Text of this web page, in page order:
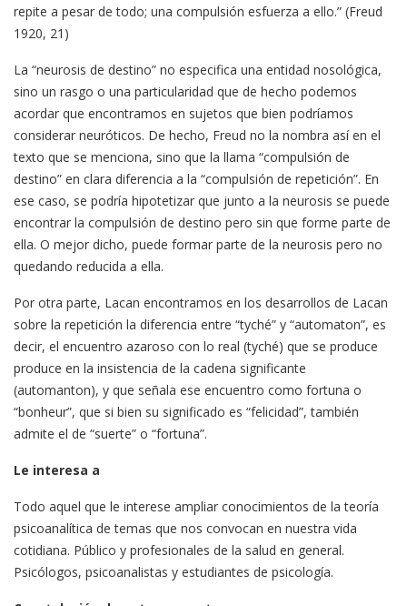
repite a pesar de todo; una compulsión esfuerza a ello.” (Freud
1920, 21)
La “neurosis de destino” no especifica una entidad nosológica,
sino un rasgo o una particularidad que de hecho podemos
acordar que encontramos en sujetos que bien podríamos
considerar neuróticos. De hecho, Freud no la nombra así en el
texto que se menciona, sino que la llama “compulsión de
destino” en clara diferencia a la “compulsión de repetición”. En
ese caso, se podría hipotetizar que junto a la neurosis se puede
encontrar la compulsión de destino pero sin que forme parte de
ella. O mejor dicho, puede formar parte de la neurosis pero no
quedando reducida a ella.
Por otra parte, Lacan encontramos en los desarrollos de Lacan
sobre la repetición la diferencia entre “tyché” y “automaton”, es
decir, el encuentro azaroso con lo real (tyché) que se produce
produce en la insistencia de la cadena significante
(automanton), y que señala ese encuentro como fortuna o
“bonheur”, que si bien su significado es “felicidad”, también
admite el de “suerte” o “fortuna”.
Le interesa a
Todo aquel que le interese ampliar conocimientos de la teoría
psicoanalítica de temas que nos convocan en nuestra vida
cotidiana. Público y profesionales de la salud en general.
Psicólogos, psicoanalistas y estudiantes de psicología.